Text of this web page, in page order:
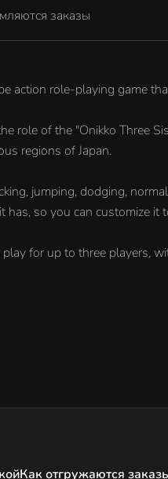
заказы
action role-playing game
role of the "Onikko Three
regions of Japan.
jumping, dodging,
has, so you can customize
for up to three players,
Как отгружаются